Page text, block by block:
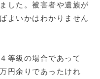
た。被害者や遺族が
よいかはわかりません
等級の場合であって
円余りであったけれ